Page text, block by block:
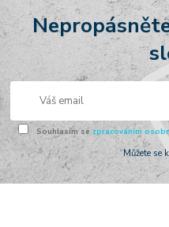
Souhlasím se zpracováním
Můžete se